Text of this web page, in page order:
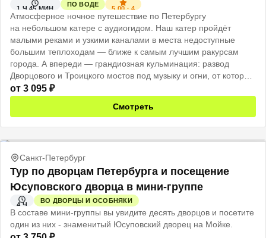
1 Ч 45 МИН
ПО ВОДЕ
5.00· 4
Атмосферное ночное путешествие по Петербургу
на небольшом катере с аудиогидом. Наш катер пройдёт
малыми реками и узкими каналами в места недоступные
большим теплоходам — ближе к самым лучшим ракурсам
города. А впереди — грандиозная кульминация: развод
Дворцового и Троицкого мостов под музыку и огни, от которых
захватывает дух.
от 3 095 ₽
Смотреть
Санкт-Петербург
Тур по дворцам Петербурга и посещение
Юсуповского дворца в мини-группе
4 Ч
ВО ДВОРЦЫ И ОСОБНЯКИ
В составе мини-группы вы увидите десять дворцов и посетите
один из них - знаменитый Юсуповский дворец на Мойке.